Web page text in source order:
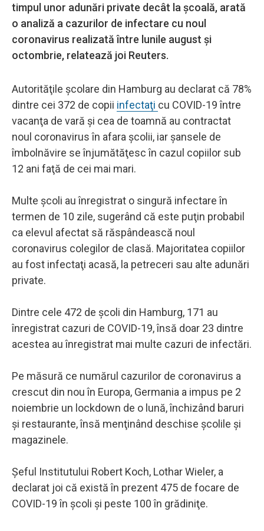
timpul unor adunări private decât la şcoală, arată
o analiză a cazurilor de infectare cu noul
coronavirus realizată între lunile august şi
octombrie, relatează joi Reuters.
Autorităţile şcolare din Hamburg au declarat că 78%
dintre cei 372 de copii infectaţi cu COVID-19 între
vacanţa de vară şi cea de toamnă au contractat
noul coronavirus în afara şcolii, iar şansele de
îmbolnăvire se înjumătăţesc în cazul copiilor sub
12 ani faţă de cei mai mari.
Multe şcoli au înregistrat o singură infectare în
termen de 10 zile, sugerând că este puţin probabil
ca elevul afectat să răspândească noul
coronavirus colegilor de clasă. Majoritatea copiilor
au fost infectaţi acasă, la petreceri sau alte adunări
private.
Dintre cele 472 de şcoli din Hamburg, 171 au
înregistrat cazuri de COVID-19, însă doar 23 dintre
acestea au înregistrat mai multe cazuri de infectări.
Pe măsură ce numărul cazurilor de coronavirus a
crescut din nou în Europa, Germania a impus pe 2
noiembrie un lockdown de o lună, închizând baruri
şi restaurante, însă menţinând deschise şcolile şi
magazinele.
Şeful Institutului Robert Koch, Lothar Wieler, a
declarat joi că există în prezent 475 de focare de
COVID-19 în şcoli şi peste 100 în grădiniţe.